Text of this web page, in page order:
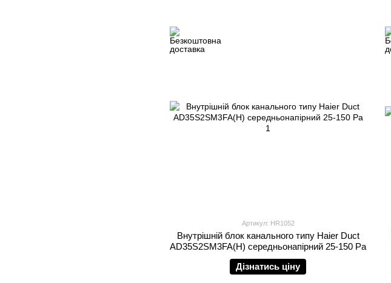
Артикул: HR1052
Внутрішній блок канального типу Haier Duct
AD35S2SM3FA(H) середньонапірний 25-150 Pа
Дізнатись ціну